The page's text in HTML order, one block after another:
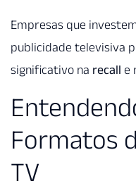
Empresas que
publicidade televisiva
significativo na recall e
Formatos
TV